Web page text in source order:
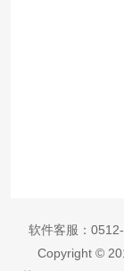
软件客服：
Copyright ©